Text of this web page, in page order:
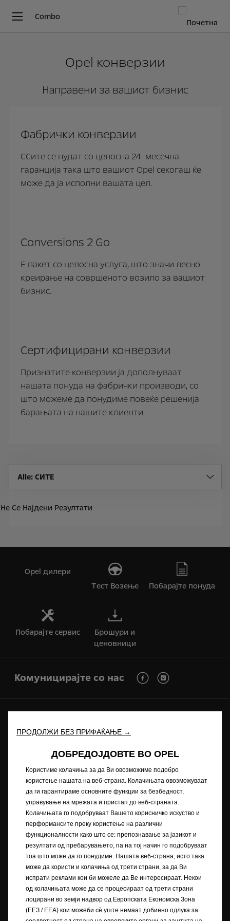
Combo
Opel конверзии
Направени за вашиот бизнис
Фабрички конверзии
CСите се нудат со целосна 24-месечна
гаранција така што вашиот Opel секогаш ќе
може да ја исполни вашата цел.
Conversions 2 Go
E пакет со целосна услуга, што значи лесно
креирање на совршеното возило за вашиот
бизнис.
Сертифицирани конверзии
Признатите конверзии ја дополнуваат
нашата понуда на фабрички производи, со
што можеме да понудиме повеќе решенија
барањата на нашите клиенти.
Alle: СИТЕ
Не Се Најдени Резултати
Opel дилери
Tест Bозење
Побарајте понуда
Побарајте сервис
Брошури и
ценовници
Комуницирајте со нас
Заштитен знак и авторски права
Изјава за приватност
Рециклирање
Opel во светот
Декларации за сообразност
Технички информации
Согласност за колачиња
Сликата може да прикажува додатна опрема.
Описите и илустрациите на карактеристиките може да се однесуваат
или да покажуваат опционална опрема што не е вклучена во
стандардната испорака. Содржаните информации беа точни за
време на објавувањето. Го задржуваме правото да вршиме промени
во дизајнот и опремата. Прикажаните бои се приближни на
вистинските бои. Илустрираната дополнителна опрема е достапна
со дополнителна наплата. Достапноста, техничките карактеристики
ПРОДОЛЖИ БЕЗ ПРИФАЌАЊЕ →
ДОБРЕДОЈДОВТЕ ВО OPEL
Користиме колачиња за да Ви овозможиме подобро
користење нашата на веб-страна. Колачињата овозможуваат
да ги гарантираме основните функции за безбедност,
управување на мрежата и пристап до веб-страната.
Колачињата го подобруваат Вашето корисничко искуство и
перформансите преку користење на различни
функционалности како што се: препознавање за јазикот и
резултати од пребарувањето, па на тој начин го подобруваат
тоа што може да го понудиме. Нашата веб-страна, исто така
може да користи и колачиња од трети страни, за да Ви
испрати реклами кои би можеле да Ве интересираат. Некои
од колачињата може да се процесираат од трети страни
лоцирани во земји надвор од Европската Економска Зона
(ЕЕЗ / EEA) кои можеби сѐ уште немаат добиено одлука за